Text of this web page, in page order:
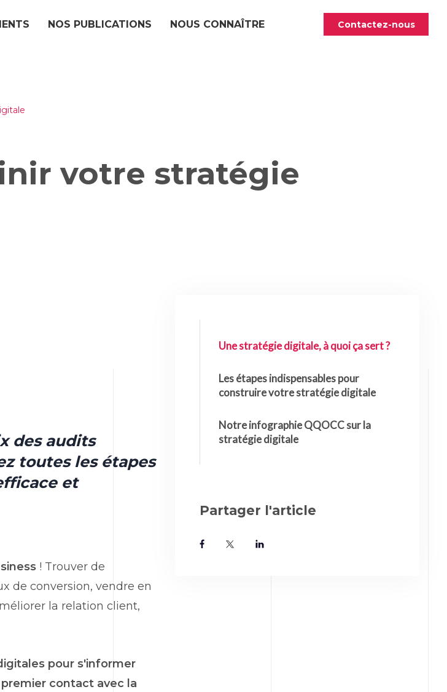
NOS PUBLICATIONS NOUS CONNAÎTRE Contactez-nous
votre stratégie
des audits
toutes les étapes
et
! Trouver de
de conversion, vendre en
la relation client,
pour s'informer
contact avec la
Une stratégie digitale, à quoi ça sert ?
Les étapes indispensables pour
construire votre stratégie digitale
Notre infographie QQOCC sur la
stratégie digitale
Partager l'article